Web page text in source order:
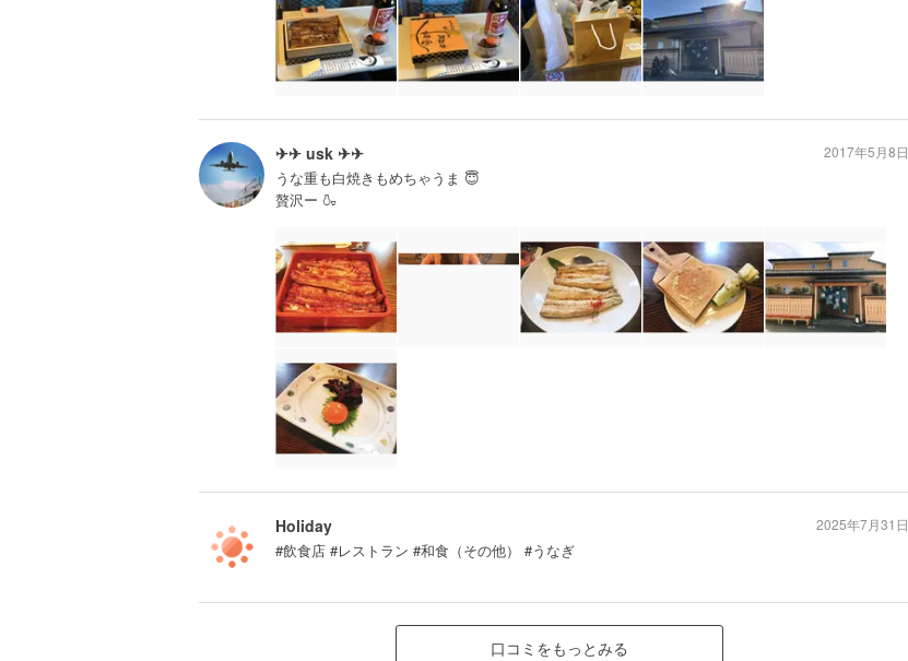
✈✈ usk ✈✈
うな重も白焼きもめちゃうま 😇
贅沢ー 🍶
2017年5月8日
Holiday
#飲食店 #レストラン #和食（その他） #うなぎ
2025年7月31日
口コミをもっとみる